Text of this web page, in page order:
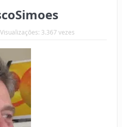
Visualizações: 3.367 vezes